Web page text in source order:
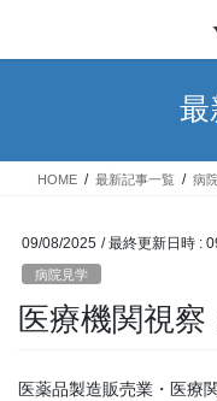
テ
ス
ゲ
ン
最
HOME 最新記事一覧 病
09/08/2025 / 最終更新日時 :
病院見学
医療機関視
医薬品製造販売業・医療